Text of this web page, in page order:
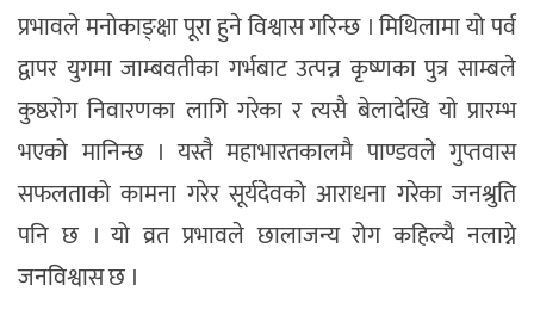
प्रभावले मनोकाङ्क्षा पूरा हुने विश्वास गरिन्छ । मिथिलामा यो पर्व
द्वापर युगमा जाम्बवतीका गर्भबाट उत्पन्न कृष्णका पुत्र साम्बले
कुष्ठरोग निवारणका लागि गरेका र त्यसै बेलादेखि यो प्रारम्भ
भएको मानिन्छ । यस्तै महाभारतकालमै पाण्डवले गुप्तवास
सफलताको कामना गरेर सूर्यदेवको आराधना गरेका जनश्रुति
पनि छ । यो व्रत प्रभावले छालाजन्य रोग कहिल्यै नलाग्ने
जनविश्वास छ ।